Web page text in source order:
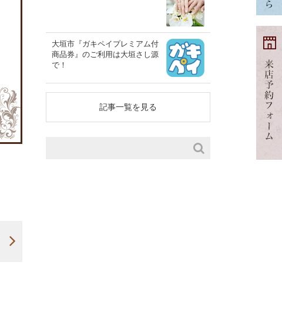
大垣市『ガキペイプレミアム付
商品券』のご利用は大垣さし源
で！
記事一覧を見る